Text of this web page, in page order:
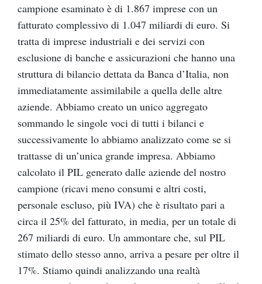
campione esaminato è di 1.867 imprese con un
fatturato complessivo di 1.047 miliardi di euro. Si
tratta di imprese industriali e dei servizi con
esclusione di banche e assicurazioni che hanno una
struttura di bilancio dettata da Banca d’Italia, non
immediatamente assimilabile a quella delle altre
aziende. Abbiamo creato un unico aggregato
sommando le singole voci di tutti i bilanci e
successivamente lo abbiamo analizzato come se si
trattasse di un’unica grande impresa. Abbiamo
calcolato il PIL generato dalle aziende del nostro
campione (ricavi meno consumi e altri costi,
personale escluso, più IVA) che è risultato pari a
circa il 25% del fatturato, in media, per un totale di
267 miliardi di euro. Un ammontare che, sul PIL
stimato dello stesso anno, arriva a pesare per oltre il
17%. Stiamo quindi analizzando una realtà